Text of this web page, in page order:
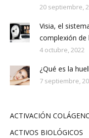
20 septiembre,
Visia, el
complexión de
4 octubre, 2022
¿Qué es la
7 septiembre,
ACTIVACIÓN
ACTIVOS BIOLÓGICOS